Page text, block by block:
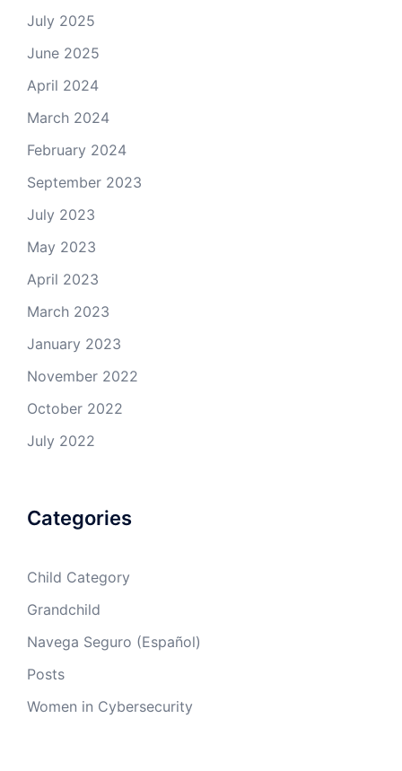
July 2025
June 2025
April 2024
March 2024
February 2024
September 2023
July 2023
May 2023
April 2023
March 2023
January 2023
November 2022
October 2022
July 2022
Categories
Child Category
Grandchild
Navega Seguro (Español)
Posts
Women in Cybersecurity